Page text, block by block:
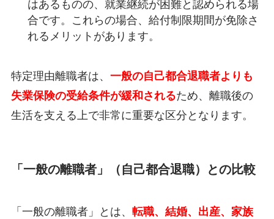
はあるものの、就業継続が困難と認められる場
合です。これらの場合、給付制限期間が免除さ
れるメリットがあります。
特定理由離職者は、 一般の自己都合退職者よりも
失業保険の受給条件が緩和されるため、離職後の
生活を支える上で非常に重要な区分となります。
「一般の離職者」（自己都合退職）との比較
「一般の離職者」とは、 転職、結婚、出産、家族